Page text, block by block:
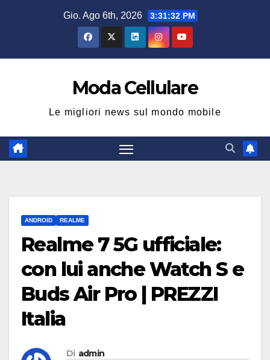
Gio. Ago 6th, 2026 3:31:33 PM
Moda Cellulare
Le migliori news sul mondo mobile
ANDROID REALME
Realme 7 5G ufficiale:
con lui anche Watch S e
Buds Air Pro | PREZZI
Italia
Di admin